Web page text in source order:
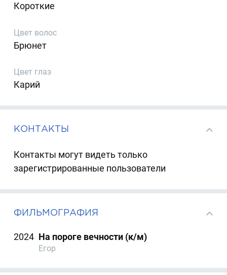
Короткие
Цвет волос
Брюнет
Цвет глаз
Карий
КОНТАКТЫ
Контакты могут видеть только
зарегистрированные пользователи
ФИЛЬМОГРАФИЯ
2024 На пороге вечности (к/м)
Егор